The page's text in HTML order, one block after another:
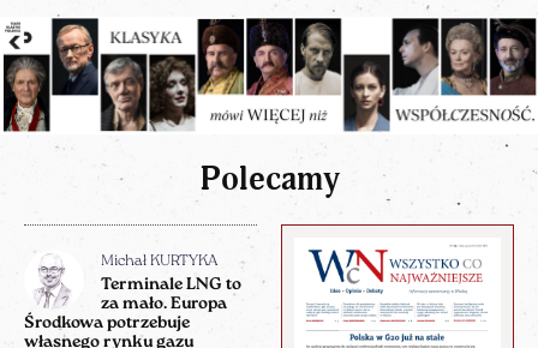
Polecamy
Michał KURTYKA
Terminale LNG to
za mało. Europa
Środkowa potrzebuje
własnego rynku gazu